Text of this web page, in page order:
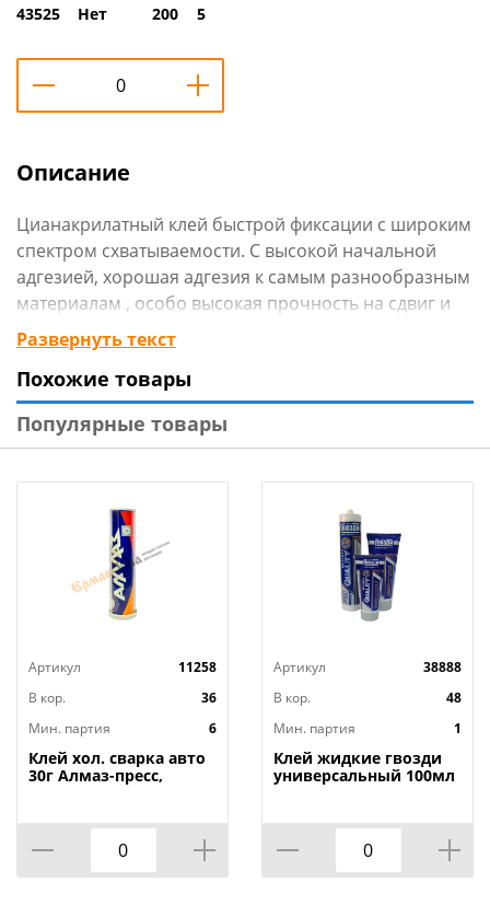
43525
Нет
200
5
Описание
Цианакрилатный клей быстрой фиксации с широким
спектром схватываемости. C высокой начальной
адгезией, хорошая адгезия к самым разнообразным
материалам , особо высокая прочность на сдвиг и
отрыв, долговечность, водостойкость,
температурная и химическая стойкость.
Технические характеристики:
Тип: Клей секундный с дозатором
Максимальная температура нанесения: +35 °С
Минимальная температура нанесения: +5 °С
Время схватывания: 4 сек
Время отверждения: 16 ч
Состав: Этил-цианакрилат
Цвет: Бесцветный
Страна изготовитель: Китай
Развернуть текст
Похожие товары
Популярные товары
Артикул
11258
В кор.
36
Мин. партия
6
Клей хол. сварка авто
30г Алмаз-пресс,
Артикул
38888
В кор.
48
Мин. партия
1
Клей жидкие гвозди
универсальный 100мл